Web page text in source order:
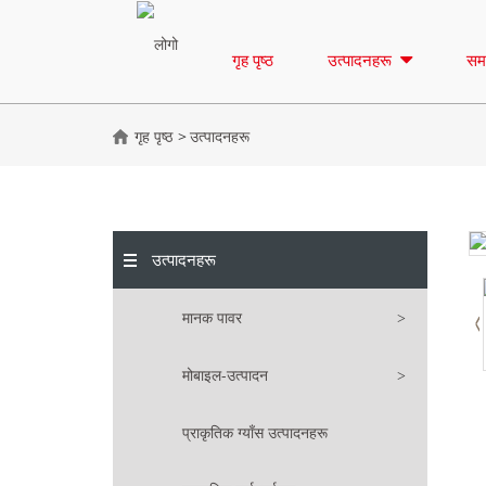
गृह पृष्ठ उत्पादनहरू
गृह पृष्ठ उत्पादनहरू
उत्पादनहरू
मानक पावर
मोबाइल-उत्पादन
प्राकृतिक ग्याँस उत्पादनहरू